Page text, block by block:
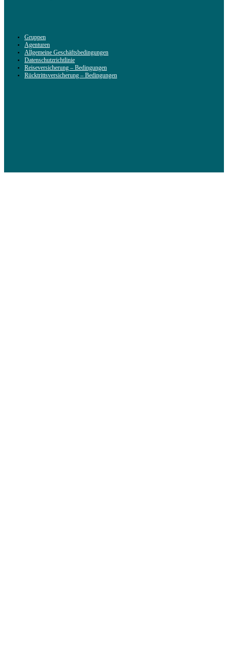
Gruppen
Agenturen
Allgemeine Geschäftsbedingungen
Datenschutzrichtlinie
Reiseversicherung – Bedingungen
Rücktrittsversicherung – Bedingungen